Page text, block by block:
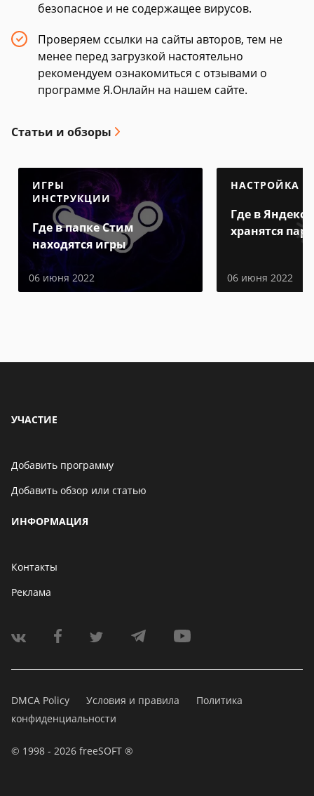
безопасное и не содержащее вирусов.
Проверяем ссылки на сайты авторов, тем не
менее перед загрузкой настоятельно
рекомендуем ознакомиться с отзывами о
программе Я.Онлайн на нашем сайте.
Статьи и обзоры
ИГРЫ
ИНСТРУКЦИИ
Где в папке Стим
находятся игры
06 июня 2022
НАСТРОЙКА
Где в Яндекс
хранятся
06 июня 2022
УЧАСТИЕ
Добавить программу
Добавить обзор или статью
ИНФОРМАЦИЯ
Контакты
Реклама
DMCA Policy Условия и правила
Политика
конфиденциальности
© 1998 - 2026 freeSOFT ®